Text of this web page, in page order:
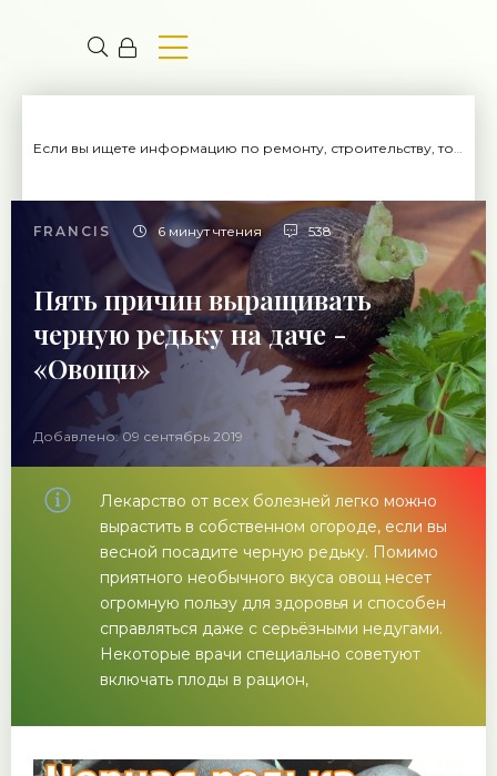
Если вы ищете информацию по ремонту, строительству, то вы попали на нужный сайт.
FRANCIS 6 минут чтения 538
Пять причин выращивать
черную редьку на даче -
«Овощи»
Добавлено: 09 сентябрь 2019
Лекарство от всех болезней легко можно
вырастить в собственном огороде, если вы
весной посадите черную редьку. Помимо
приятного необычного вкуса овощ несет
огромную пользу для здоровья и способен
справляться даже с серьёзными недугами.
Некоторые врачи специально советуют
включать плоды в рацион,